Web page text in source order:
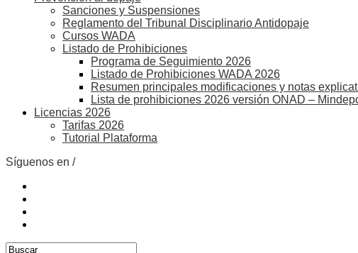
Sanciones y Suspensiones
Reglamento del Tribunal Disciplinario Antidopaje
Cursos WADA
Listado de Prohibiciones
Programa de Seguimiento 2026
Listado de Prohibiciones WADA 2026
Resumen principales modificaciones y notas
Lista de prohibiciones 2026 versión ONAD –
Licencias 2026
Tarifas 2026
Tutorial Plataforma
Síguenos en /